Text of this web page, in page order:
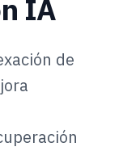
IA
de